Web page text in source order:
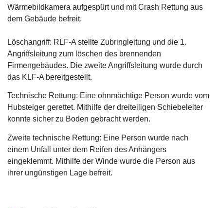
Wärmebildkamera aufgespürt und mit Crash Rettung aus
dem Gebäude befreit.
Löschangriff: RLF-A stellte Zubringleitung und die 1.
Angriffsleitung zum löschen des brennenden
Firmengebäudes. Die zweite Angriffsleitung wurde durch
das KLF-A bereitgestellt.
Technische Rettung: Eine ohnmächtige Person wurde vom
Hubsteiger gerettet. Mithilfe der dreiteiligen Schiebeleiter
konnte sicher zu Boden gebracht werden.
Zweite technische Rettung: Eine Person wurde nach
einem Unfall unter dem Reifen des Anhängers
eingeklemmt. Mithilfe der Winde wurde die Person aus
ihrer ungünstigen Lage befreit.